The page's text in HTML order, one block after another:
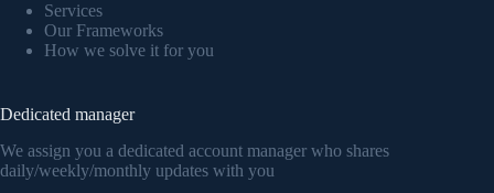
Services
Our Frameworks
How we solve it for you
Dedicated manager
We assign you a dedicated account manager who shares
daily/weekly/monthly updates with you